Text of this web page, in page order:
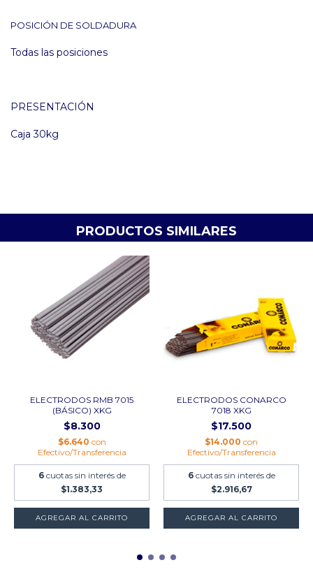
POSICIÓN DE SOLDADURA
Todas las posiciones
PRESENTACIÓN
Caja 30kg
PRODUCTOS SIMILARES
ELECTRODOS RMB 7015
(BÁSICO) XKG
$8.300
$6.640 con
Efectivo/Transferencia
6 cuotas sin interés de
$1.383,33
AGREGAR AL CARRITO
ELECTRODOS CONARCO
7018 XKG
$17.500
$14.000 con
Efectivo/Transferencia
6 cuotas sin interés de
$2.916,67
AGREGAR AL CARRITO